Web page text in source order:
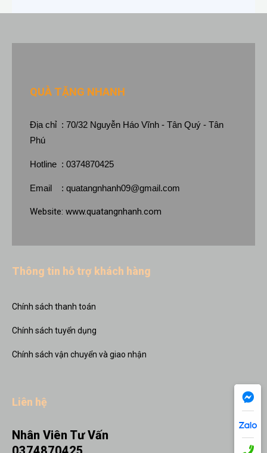
QUÀ TẶNG NHANH
Địa chỉ : 70/32 Nguyễn Háo Vĩnh - Tân Quý - Tân
Phú
Hotline : 0374870425
Email : quatangnhanh09@gmail.com
Website: www.quatangnhanh.com
Thông tin hỗ trợ khách hàng
Chính sách thanh toán
Chính sách tuyển dụng
Chính sách vận chuyển và giao nhận
Liên hệ
Nhân Viên Tư Vấn